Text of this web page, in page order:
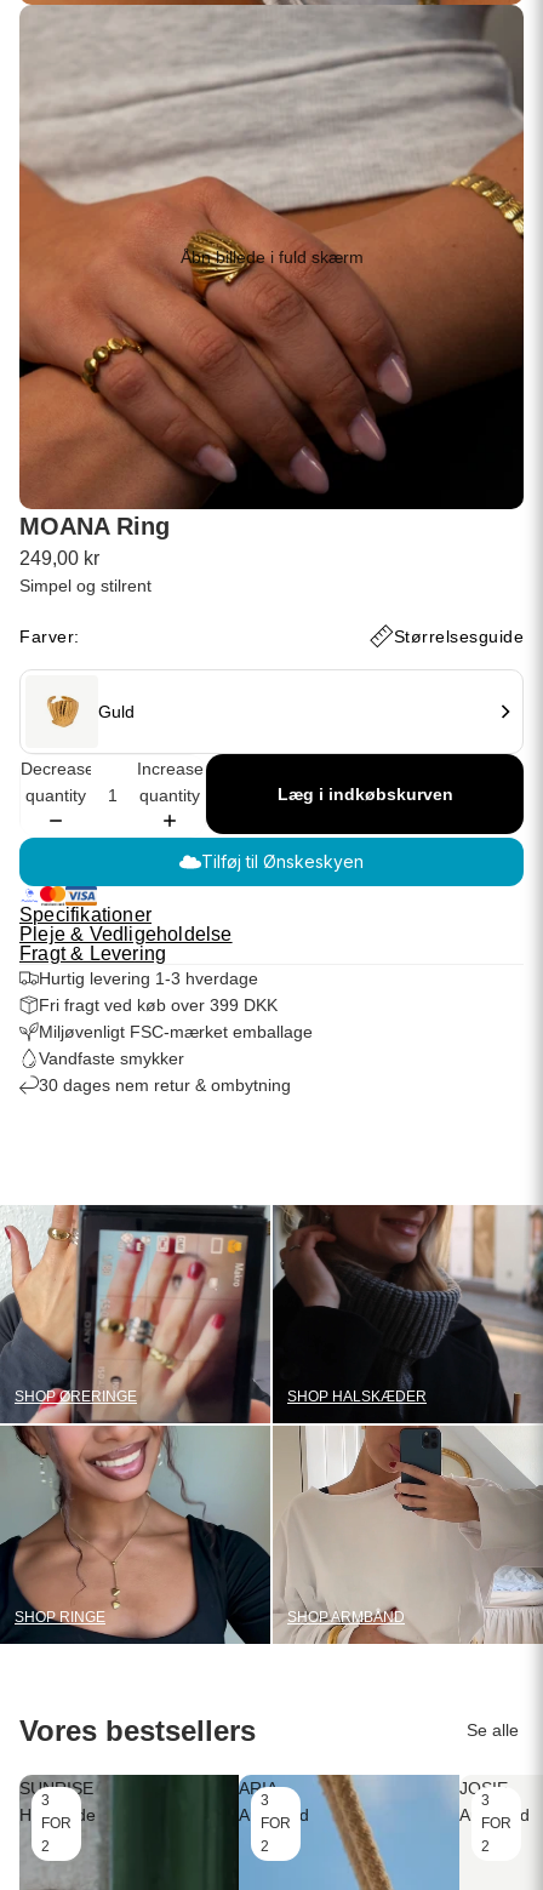
Åbn billede i fuld skærm
MOANA Ring
249,00 kr
Simpel og stilrent
Farver: Størrelsesguide
Guld
Decrease
quantity
Increase
quantity
Læg i indkøbskurven
Tilføj til Ønskeskyen
Specifikationer
Pleje & Vedligeholdelse
Fragt & Levering
Hurtig levering 1-3 hverdage
Fri fragt ved køb over 399 DKK
Miljøvenligt FSC-mærket emballage
Vandfaste smykker
30 dages nem retur & ombytning
SHOP ØRERINGE SHOP HALSKÆDER
SHOP RINGE SHOP ARMBÅND
Vores bestsellers Se alle
3
FOR
2
SUNRISE
Halskæde
3
FOR
2
ARIA
Armbånd
3
FOR
2
JOSIE
Armbånd